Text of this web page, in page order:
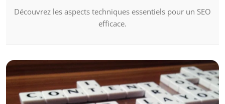
Découvrez les aspects techniques essentiels pour un SEO
efficace.